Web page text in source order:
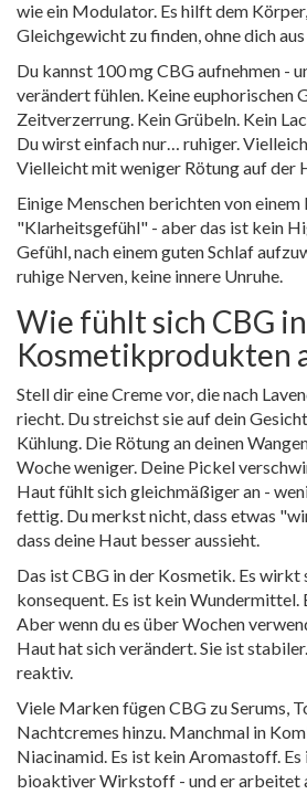
wie ein Modulator. Es hilft dem
Gleichgewicht zu finden, ohne dich
Du kannst 100 mg CBG aufnehmen -
verändert fühlen. Keine euphorischen
Zeitverzerrung. Kein Grübeln. Kein
Du wirst einfach nur… ruhiger.
Vielleicht mit weniger Rötung auf der
Einige Menschen berichten von einem
"Klarheitsgefühl" - aber das ist kein
Gefühl, nach einem guten Schlaf
ruhige Nerven, keine innere Unruhe.
Wie fühlt sich CBG in
Kosmetikprodukten
Stell dir eine Creme vor, die nach
riecht. Du streichst sie auf dein
Kühlung. Die Rötung an deinen
Woche weniger. Deine Pickel
Haut fühlt sich gleichmäßiger an -
fettig. Du merkst nicht, dass etwas
dass deine Haut besser aussieht.
Das ist CBG in der Kosmetik. Es wirkt
konsequent. Es ist kein Wundermittel.
Aber wenn du es über Wochen
Haut hat sich verändert. Sie ist
reaktiv.
Viele Marken fügen CBG zu Serums,
Nachtcremes hinzu. Manchmal in
Niacinamid. Es ist kein Aromastoff.
bioaktiver Wirkstoff - und er arbeitet